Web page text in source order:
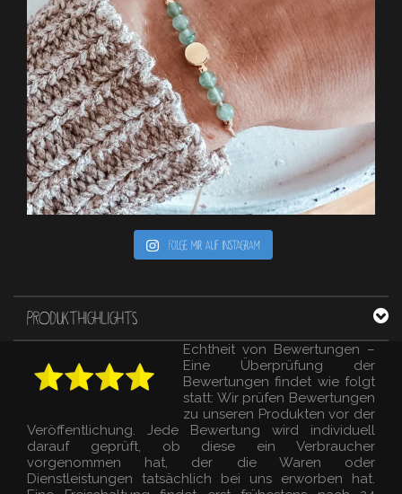
Folge mir auf Instagram
PRODUKTHIGHLIGHTS
Echtheit von Bewertungen –
Eine Überprüfung der
Bewertungen findet wie folgt
statt: Wir prüfen Bewertungen
zu unseren Produkten vor der
Veröffentlichung. Jede Bewertung wird individuell
darauf geprüft, ob diese ein Verbraucher
vorgenommen hat, der die Waren oder
Dienstleistungen tatsächlich bei uns erworben hat.